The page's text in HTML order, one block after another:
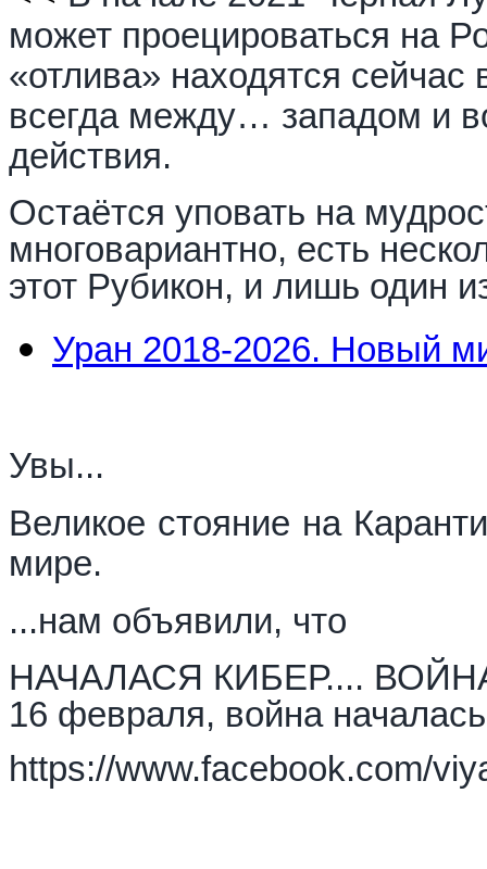
может проецироваться на
«отлива» находятся
всегда между… западом и
действия.
Остаётся уповать на
многовариантно, есть
этот Рубикон, и лишь один
Уран 2018-2026. Новый
Увы...
Великое стояние на
мире.
...нам объявили, что
НАЧАЛАСЯ КИБЕР....
16 февраля, война
https://www.facebook.com/